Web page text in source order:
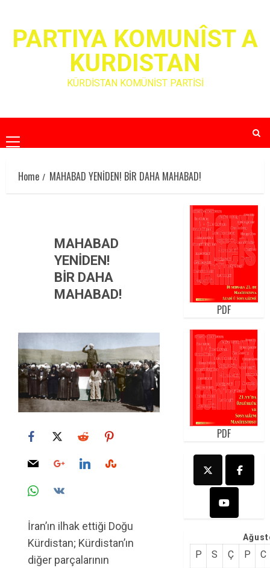
contentPARTIYA KOMUNÎST A
KURDISTAN
KÜRDİSTAN KOMÜNİST PARTİSİ
Primary
Menu
Home
MAHABAD YENİDEN! BİR DAHA MAHABAD!
MAHABAD
YENİDEN!
BİR DAHA
MAHABAD!
İran’ın ilhak ettiği Doğu
Kürdistan; Kürdistan’ın
diğer parçalarının
PDF
PDF
P S Ç P C